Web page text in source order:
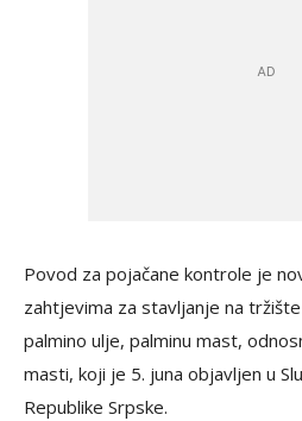
Povod za pojačane kontrole je
zahtjevima za stavljanje na
palmino ulje, palminu mast,
masti, koji je 5. juna objavljen u
Republike Srpske.